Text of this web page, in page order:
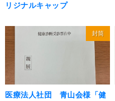
リジナルキャップ
封筒
医療法人社団 青山会様「健